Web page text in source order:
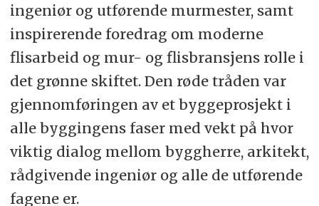
ingeniør og utførende murmester, samt
inspirerende foredrag om moderne
flisarbeid og mur- og flisbransjens rolle i
det grønne skiftet. Den røde tråden var
gjennomføringen av et byggeprosjekt i
alle byggingens faser med vekt på hvor
viktig dialog mellom byggherre, arkitekt,
rådgivende ingeniør og alle de utførende
fagene er.